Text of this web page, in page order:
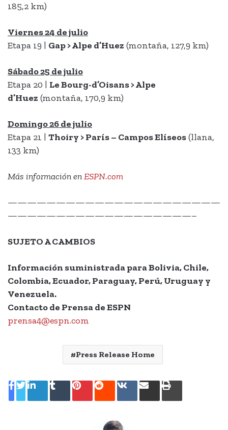
185,2 km)
Viernes 24 de julio
Etapa 19 | Gap > Alpe d’Huez(montaña, 127,9 km)
Sábado 25 de julio
Etapa 20 | Le Bourg-d’Oisans > Alpe
d’Huez(montaña, 170,9 km)
Domingo 26 de julio
Etapa 21 | Thoiry > París – Campos Elíseos(llana,
133 km)
Más información enESPN.com
——————————————————————
———————————————————–
SUJETO A CAMBIOS
Información suministrada para Bolivia, Chile,
Colombia, Ecuador, Paraguay, Perú, Uruguay y
Venezuela.
Contacto de Prensa de ESPN
prensa4@espn.com
Press Release Home
LinkedIn
TumblrPinterestRedditVKontakte
CompartirImprimir